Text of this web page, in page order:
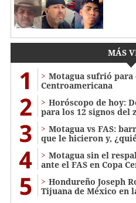
MÁS
1
Motagua sufrió para
Centroamericana
2
Horóscopo de hoy:
para los 12 signos del
3
Motagua vs FAS:
que le hicieron y,
4
Motagua sin el
ante el FAS en Copa
5
Hondureño Joseph
Tijuana de México en